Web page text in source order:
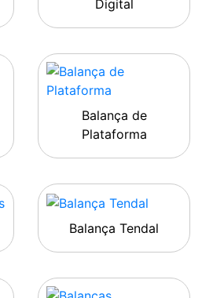
Digital
Balança de
Plataforma
Balança Tendal